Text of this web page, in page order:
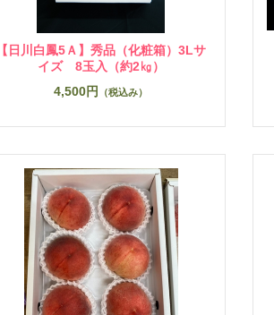
【日川白鳳5Ａ】秀品（化粧箱）3Lサ
イズ 8玉入（約2㎏）
4,500円
（税込み）